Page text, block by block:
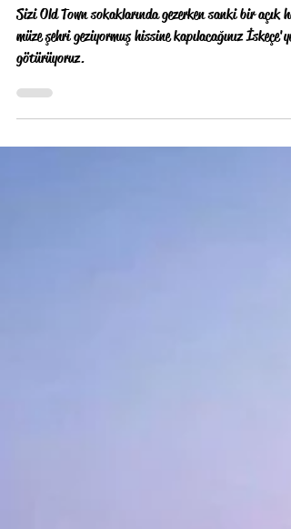
Onlar diyor Xanthi, biz diyelim İskeçe!
Sizi Old Town sokaklarında gezerken sanki bir açık
götürüyoruz.